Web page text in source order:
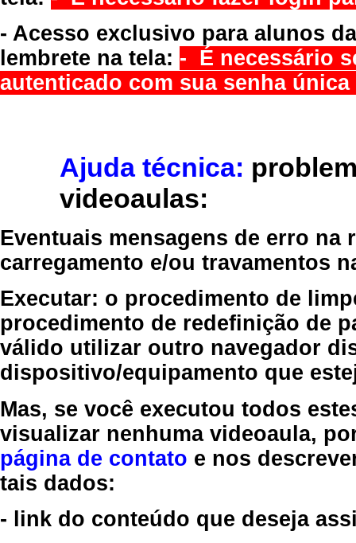
- Acesso exclusivo para alunos
lembrete na tela: - É necessário
autenticado com sua senha
Ajuda técnica:
videoaulas:
Eventuais mensagens de erro
carregamento e/ou travamentos
Executar: o procedimento de
procedimento de redefinição de
válido utilizar outro navegador
dispositivo/equipamento que
Mas, se você executou todos
visualizar nenhuma videoaula,
página de contato e nos
tais dados:
- link do conteúdo que deseja